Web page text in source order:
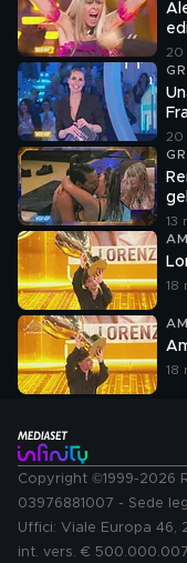
20
20
13
18
18
Copyright ©1999-2026
03976881007 - Sede
Uffici: Viale Europa 46,
int. vers. €